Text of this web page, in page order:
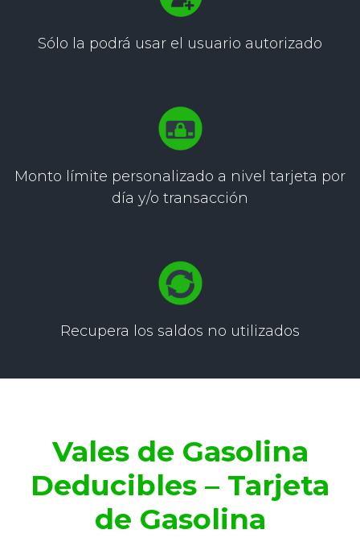
Sólo la podrá usar el usuario autorizado
Monto límite personalizado a nivel tarjeta por
día y/o transacción
Recupera los saldos no utilizados
Vales de Gasolina
Deducibles – Tarjeta
de Gasolina